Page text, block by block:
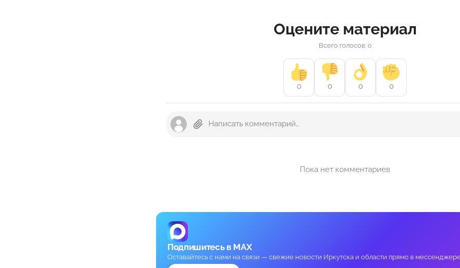
Оцените материал
Всего голосов: 0
0 0 0 0
Пока нет комментариев
Подпишитесь в MAX
Оставайтесь с нами на связи — свежие новости Иркутска и области прямо в